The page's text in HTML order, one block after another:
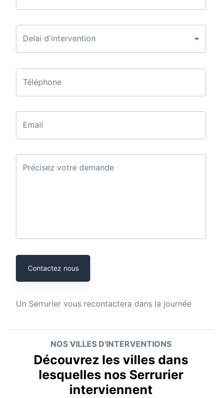
Delai d'intervention
Téléphone
Email
Précisez votre demande
Contactez nous
Un Serrurier vous recontactera dans la journée
NOS VILLES D'INTERVENTIONS
Découvrez les villes dans
lesquelles nos Serrurier
interviennent